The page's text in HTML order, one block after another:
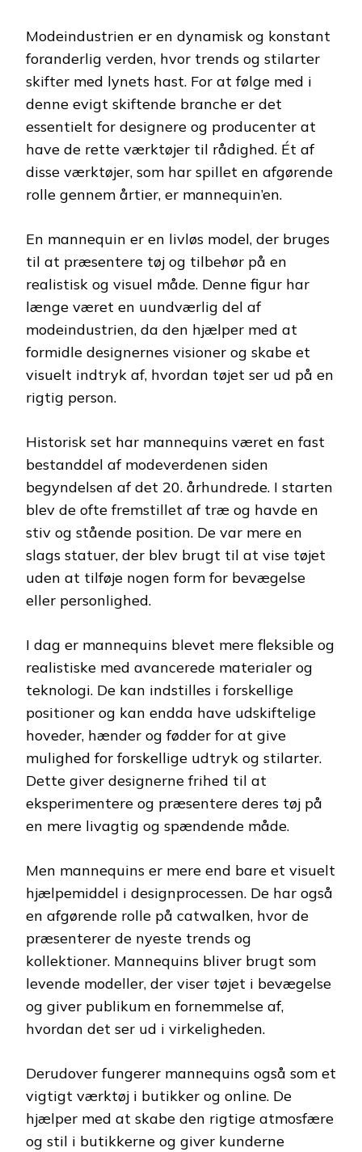
Modeindustrien er en dynamisk og konstant
foranderlig verden, hvor trends og stilarter
skifter med lynets hast. For at følge med i
denne evigt skiftende branche er det
essentielt for designere og producenter at
have de rette værktøjer til rådighed. Ét af
disse værktøjer, som har spillet en afgørende
rolle gennem årtier, er mannequin’en.
En mannequin er en livløs model, der bruges
til at præsentere tøj og tilbehør på en
realistisk og visuel måde. Denne figur har
længe været en uundværlig del af
modeindustrien, da den hjælper med at
formidle designernes visioner og skabe et
visuelt indtryk af, hvordan tøjet ser ud på en
rigtig person.
Historisk set har mannequins været en fast
bestanddel af modeverdenen siden
begyndelsen af det 20. århundrede. I starten
blev de ofte fremstillet af træ og havde en
stiv og stående position. De var mere en
slags statuer, der blev brugt til at vise tøjet
uden at tilføje nogen form for bevægelse
eller personlighed.
I dag er mannequins blevet mere fleksible og
realistiske med avancerede materialer og
teknologi. De kan indstilles i forskellige
positioner og kan endda have udskiftelige
hoveder, hænder og fødder for at give
mulighed for forskellige udtryk og stilarter.
Dette giver designerne frihed til at
eksperimentere og præsentere deres tøj på
en mere livagtig og spændende måde.
Men mannequins er mere end bare et visuelt
hjælpemiddel i designprocessen. De har også
en afgørende rolle på catwalken, hvor de
præsenterer de nyeste trends og
kollektioner. Mannequins bliver brugt som
levende modeller, der viser tøjet i bevægelse
og giver publikum en fornemmelse af,
hvordan det ser ud i virkeligheden.
Derudover fungerer mannequins også som et
vigtigt værktøj i butikker og online. De
hjælper med at skabe den rigtige atmosfære
og stil i butikkerne og giver kunderne